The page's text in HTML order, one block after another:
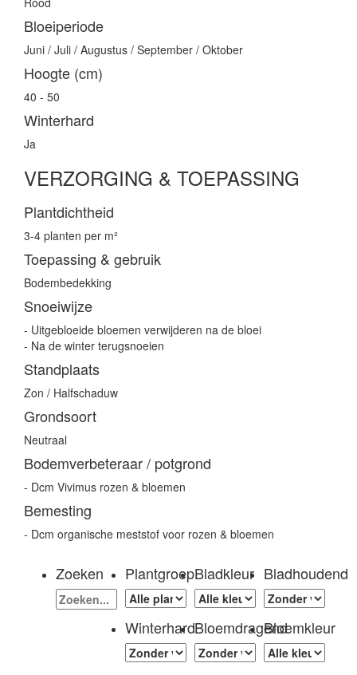
Bloeiperiode
Juni / Juli / Augustus / September / Oktober
Hoogte (cm)
40 - 50
Winterhard
Ja
VERZORGING & TOEPASSING
Plantdichtheid
3-4 planten per m²
Toepassing & gebruik
Bodembedekking
Snoeiwijze
- Uitgebloeide bloemen verwijderen na de bloei
- Na de winter terugsnoeien
Standplaats
Zon / Halfschaduw
Grondsoort
Neutraal
Bodemverbeteraar / potgrond
- Dcm Vivimus rozen & bloemen
Bemesting
- Dcm organische meststof voor rozen & bloemen
Zoeken PlantgroepBladkleur Bladhoudend
WinterhardBloemdragendBloemkleur